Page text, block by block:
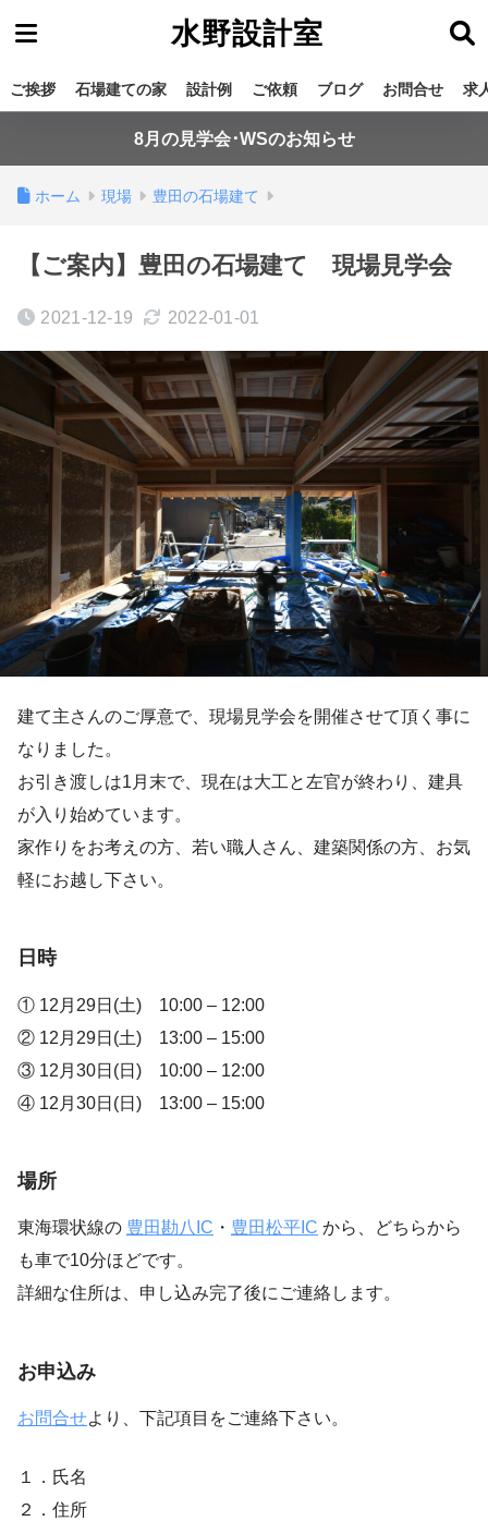
水野設計室
ご挨拶 石場建ての家 設計例 ご依頼 ブログ お問合せ 求
8月の見学会･WSのお知らせ
ホーム 現場 豊田の石場建て
【ご案内】豊田の石場建て 現場見学会
2021-12-19 2022-01-01
建て主さんのご厚意で、現場見学会を開催させて頂く事に
なりました。
お引き渡しは1月末で、現在は大工と左官が終わり、建具
が入り始めています。
家作りをお考えの方、若い職人さん、建築関係の方、お気
軽にお越し下さい。
日時
① 12月29日(土) 10:00 – 12:00
② 12月29日(土) 13:00 – 15:00
③ 12月30日(日) 10:00 – 12:00
④ 12月30日(日) 13:00 – 15:00
場所
東海環状線の 豊田勘八IC ・ 豊田松平IC から、どちらから
も車で10分ほどです。
詳細な住所は、申し込み完了後にご連絡します。
お申込み
お問合せより、下記項目をご連絡下さい。
１．氏名
２．住所